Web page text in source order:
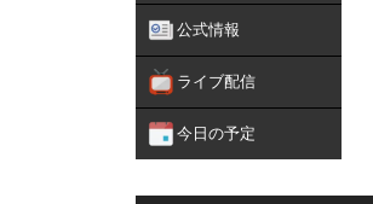
公式情報
ライブ配信
今日の予定